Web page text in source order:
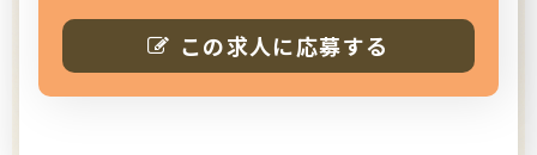
この求人に応募する